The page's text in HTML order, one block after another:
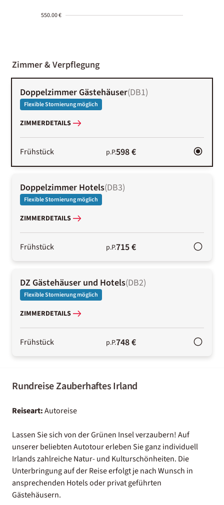
550.00 €
01-02
Zimmer & Verpflegung
Doppelzimmer Gästehäuser(DB1)
Flexible Stornierung möglich
ZIMMERDETAILS
Frühstück p.P.598 €
Doppelzimmer Hotels(DB3)
Flexible Stornierung möglich
ZIMMERDETAILS
Frühstück p.P.715 €
DZ Gästehäuser und Hotels(DB2)
Flexible Stornierung möglich
ZIMMERDETAILS
Frühstück p.P.748 €
Rundreise Zauberhaftes Irland
Reiseart:Autoreise
Lassen Sie sich von der Grünen Insel verzaubern! Auf
unserer beliebten Autotour erleben Sie ganz individuell
Irlands zahlreiche Natur- und Kulturschönheiten. Die
Unterbringung auf der Reise erfolgt je nach Wunsch in
ansprechenden Hotels oder privat geführten
Gästehäusern.